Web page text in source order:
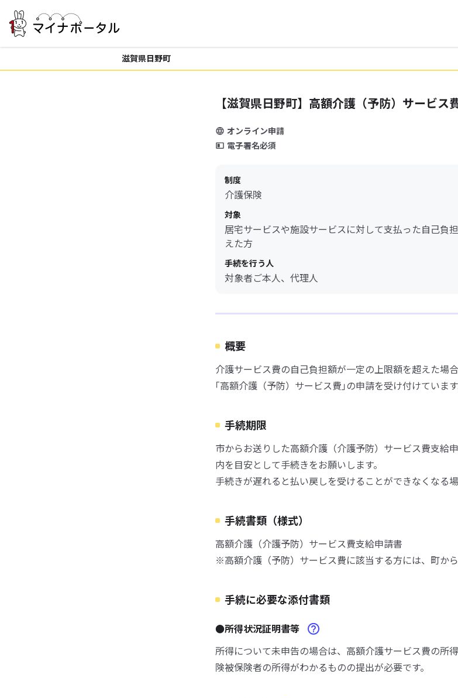
滋賀県日野町
【滋賀県日野町】高額介護（予防）サービス
オンライン申請
電子署名必須
制度
介護保険
対象
居宅サービスや施設サービスに対して支払った自己負
えた方
手続を行う人
対象者ご本人、代理人
概要
介護サービス費の自己負担額が一定の上限額を超えた場
｢高額介護（予防）サービス費｣の申請を受け付けています
手続期限
市からお送りした高額介護（介護予防）サービス費支給
内を目安として手続きをお願いします。
手続きが遅れると払い戻しを受けることができなくなる場
手続書類（様式）
高額介護（介護予防）サービス費支給申請書
※高額介護（予防）サービス費に該当する方には、町から
手続に必要な添付書類
●所得状況証明書等
所得について未申告の場合は、高額介護サービス費の所
険被保険者の所得がわかるものの提出が必要です。